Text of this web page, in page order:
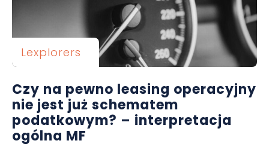
Lexplorers
Czy na pewno leasing operacyjny
nie jest już schematem
podatkowym? – interpretacja
ogólna MF